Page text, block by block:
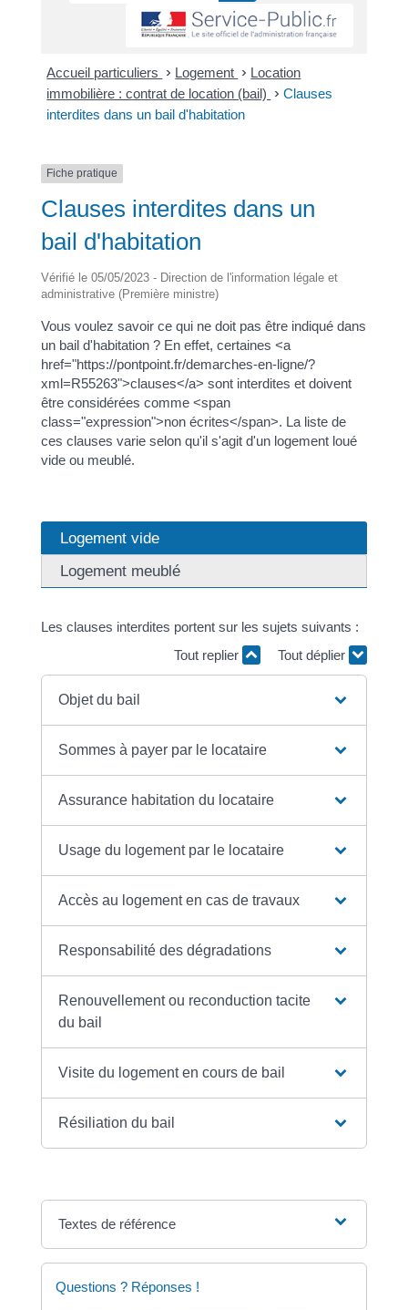
Accueil particuliers > Logement > Location
immobilière : contrat de location (bail) > Clauses
interdites dans un bail d'habitation
Fiche pratique
Clauses interdites dans un
bail d'habitation
Vérifié le 05/05/2023 - Direction de l'information légale et
administrative (Première ministre)
Vous voulez savoir ce qui ne doit pas être indiqué dans
un bail d'habitation ? En effet, certaines <a
href="https://pontpoint.fr/demarches-en-ligne/?
xml=R55263">clauses</a> sont interdites et doivent
être considérées comme <span
class="expression">non écrites</span>. La liste de
ces clauses varie selon qu'il s'agit d'un logement loué
vide ou meublé.
Logement vide
Logement meublé
Les clauses interdites portent sur les sujets suivants :
Tout replier
Tout déplier
Objet du bail
Sommes à payer par le locataire
Assurance habitation du locataire
Usage du logement par le locataire
Accès au logement en cas de travaux
Responsabilité des dégradations
Renouvellement ou reconduction tacite
du bail
Visite du logement en cours de bail
Résiliation du bail
Textes de référence
Questions ? Réponses !